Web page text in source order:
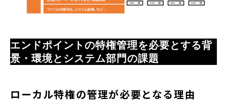
エンドポイントの特権管理を必要とする背
景・環境とシステム部門の課題
ローカル特権の管理が必要となる理由